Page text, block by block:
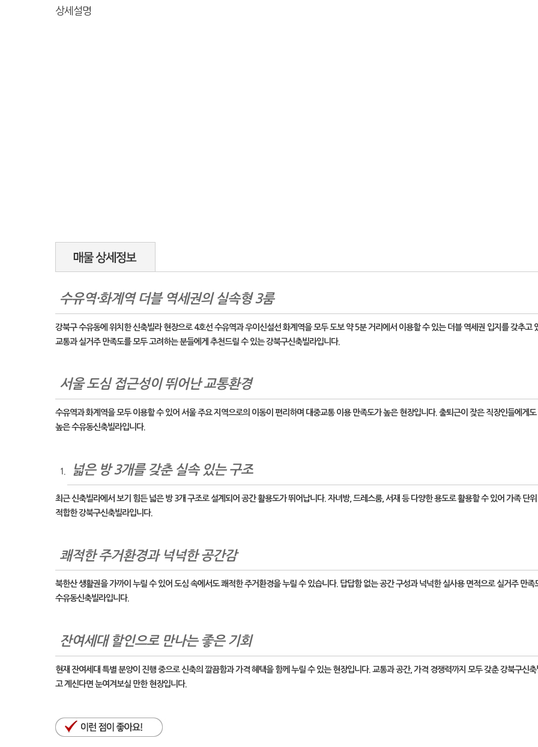
상세설명
수유역·화계역 더블 역세권의 실속형 3룸
강북구 수유동에 위치한 신축빌라 현장으로 4호선 수유역과 우이신설선 화계역을 모두 도보 약 5분 거리에서 이용할 수 있는 더블 역세권 입지를 갖추고
교통과 실거주 만족도를 모두 고려하는 분들에게 추천드릴 수 있는 강북구신축빌라입니다.
서울 도심 접근성이 뛰어난 교통환경
수유역과 화계역을 모두 이용할 수 있어 서울 주요 지역으로의 이동이 편리하며 대중교통 이용 만족도가 높은 현장입니다. 출퇴근이 잦은 직장인들에게
높은 수유동신축빌라입니다.
넓은 방 3개를 갖춘 실속 있는 구조
최근 신축빌라에서 보기 힘든 넓은 방 3개 구조로 설계되어 공간 활용도가 뛰어납니다. 자녀방, 드레스룸, 서재 등 다양한 용도로 활용할 수 있어 가족 단위
적합한 강북구신축빌라입니다.
쾌적한 주거환경과 넉넉한 공간감
북한산 생활권을 가까이 누릴 수 있어 도심 속에서도 쾌적한 주거환경을 누릴 수 있습니다. 답답함 없는 공간 구성과 넉넉한 실사용 면적으로 실거주 만족
수유동신축빌라입니다.
잔여세대 할인으로 만나는 좋은 기회
현재 잔여세대 특별 분양이 진행 중으로 신축의 깔끔함과 가격 혜택을 함께 누릴 수 있는 현장입니다. 교통과 공간, 가격 경쟁력까지 모두 갖춘 강북구신
고 계신다면 눈여겨보실 만한 현장입니다.